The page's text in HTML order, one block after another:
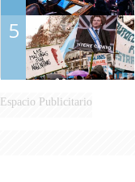
5
Espacio Publicitario